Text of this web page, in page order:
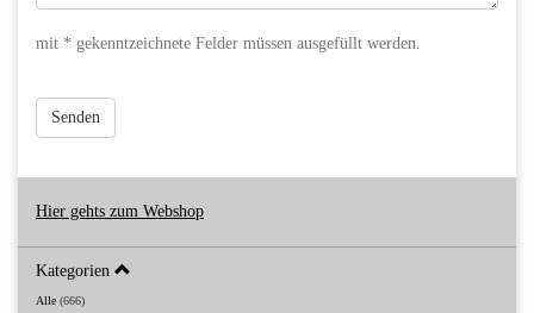
mit * gekenntzeichnete Felder müssen ausgefüllt werden.
Senden
Hier gehts zum Webshop
Kategorien
Alle (666)